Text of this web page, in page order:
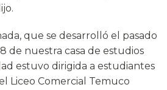
que se desarrolló el pasado
de nuestra casa de estudios
estuvo dirigida a estudiantes
Liceo Comercial Temuco